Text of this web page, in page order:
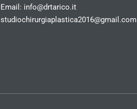
Email: info@drtarico.it
studiochirurgiaplastica2016@gmail.com